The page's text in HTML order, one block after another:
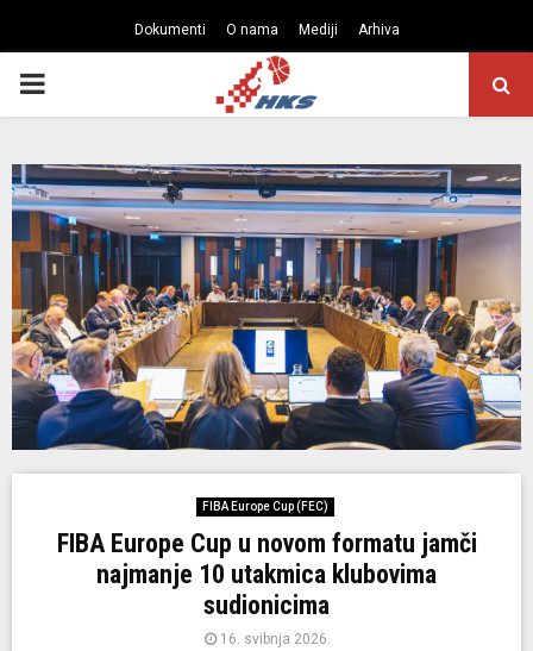
Dokumenti O nama Mediji Arhiva
PRIMARY
FIBA Europe Cup (FEC)
FIBA Europe Cup u novom formatu jamči
najmanje 10 utakmica klubovima
sudionicima
16. svibnja 2026.